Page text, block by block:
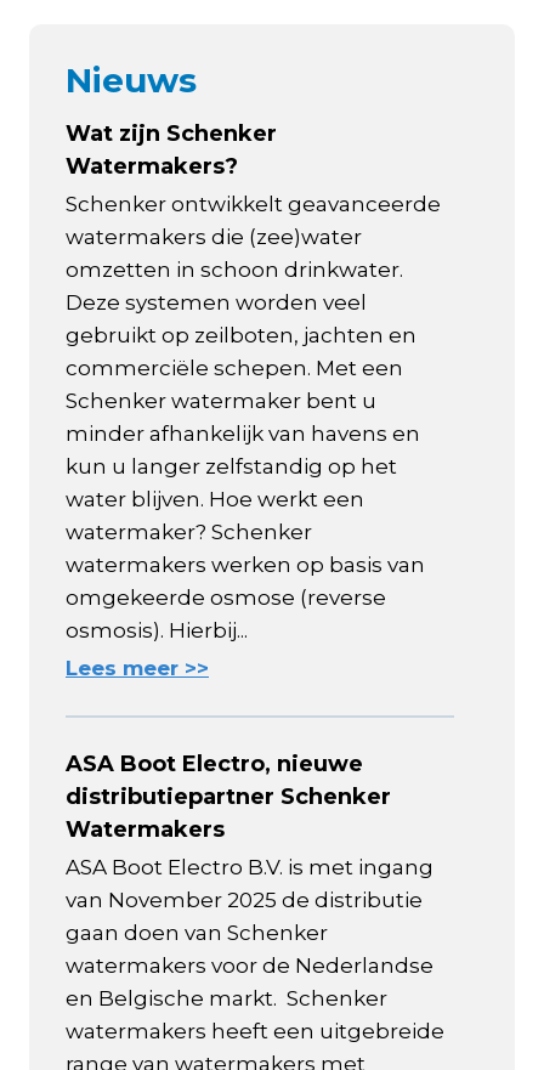
Nieuws
Wat zijn Schenker
Watermakers?
Schenker ontwikkelt geavanceerde
watermakers die (zee)water
omzetten in schoon drinkwater.
Deze systemen worden veel
gebruikt op zeilboten, jachten en
commerciële schepen. Met een
Schenker watermaker bent u
minder afhankelijk van havens en
kun u langer zelfstandig op het
water blijven. Hoe werkt een
watermaker? Schenker
watermakers werken op basis van
omgekeerde osmose (reverse
osmosis). Hierbij...
Lees meer >>
ASA Boot Electro, nieuwe
distributiepartner Schenker
Watermakers
ASA Boot Electro B.V. is met ingang
van November 2025 de distributie
gaan doen van Schenker
watermakers voor de Nederlandse
en Belgische markt. Schenker
watermakers heeft een uitgebreide
range van watermakers met